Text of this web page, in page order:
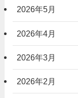
2026年5月
2026年4月
2026年3月
2026年2月